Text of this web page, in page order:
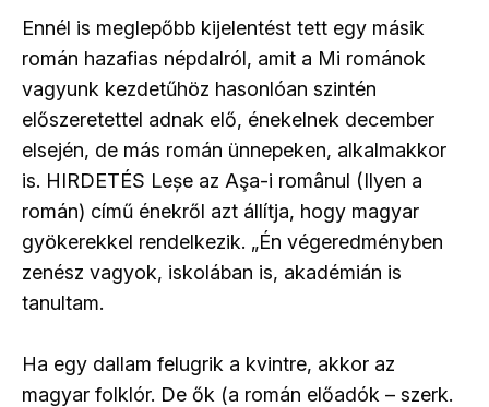
Ennél is meglepőbb kijelentést tett egy másik
román hazafias népdalról, amit a Mi románok
vagyunk kezdetűhöz hasonlóan szintén
előszeretettel adnak elő, énekelnek december
elsején, de más román ünnepeken, alkalmakkor
is. HIRDETÉS Leșe az Aşa-i românul (Ilyen a
román) című énekről azt állítja, hogy magyar
gyökerekkel rendelkezik. „Én végeredményben
zenész vagyok, iskolában is, akadémián is
tanultam.
Ha egy dallam felugrik a kvintre, akkor az
magyar folklór. De ők (a román előadók – szerk.